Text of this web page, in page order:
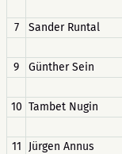
7
Sander Runtal
9
Günther Sein
10 Tambet Nugin
11
Jürgen Annus